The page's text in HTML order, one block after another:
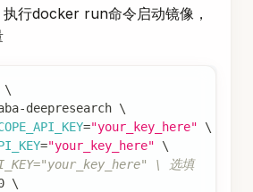
行docker run命令启动镜像，
\
deepresearch \
="your_key_here"
\
="your_key_here"
\
\ 选填
\